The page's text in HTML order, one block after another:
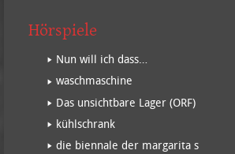
Hörspiele
Nun will ich dass…
waschmaschine
Das unsichtbare Lager (ORF)
kühlschrank
die biennale der margarita s